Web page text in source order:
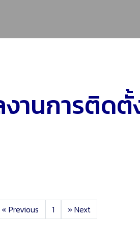
านการติดตั้
« Previous 1 »Next